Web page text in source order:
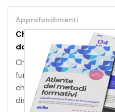
Approfondimenti
ChatGPT: cosa devi
domande
Che cos’è ChatGPT? Da
funziona? Sei domande
che serve sapere su
discusso di sempre.